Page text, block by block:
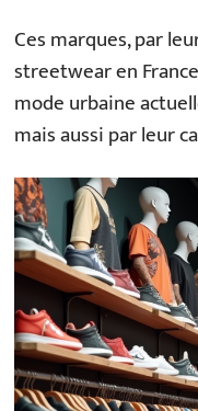
Ces marques, par
streetwear en
mode urbaine
mais aussi par leur